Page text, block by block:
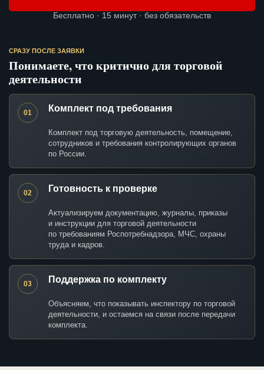
Бесплатно · 15 минут · без обязательств
СРАЗУ ПОСЛЕ ЗАЯВКИ
Понимаете, что критично для торговой
деятельности
01 Комплект под требования
Комплект под торговую деятельность, помещение,
сотрудников и требования контролирующих органов
по России.
02 Готовность к проверке
Актуализируем документацию, журналы, приказы
и инструкции для торговой деятельности
по требованиям Роспотребнадзора, МЧС, охраны
труда и кадров.
03 Поддержка по комплекту
Объясняем, что показывать инспектору по торговой
деятельности, и остаемся на связи после передачи
комплекта.